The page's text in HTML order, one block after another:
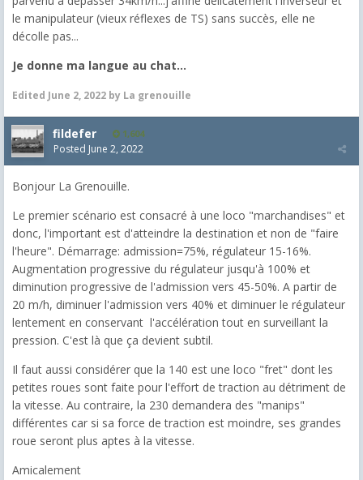
le manipulateur (vieux réflexes de TS) sans succès, elle ne
décolle pas...
Je donne ma langue au chat...
Edited June 2, 2022 by La grenouille
fildefer 1,604
Posted June 2, 2022
Bonjour La Grenouille.
Le premier scénario est consacré à une loco "marchandises" et
donc, l'important est d'atteindre la destination et non de "faire
l'heure". Démarrage: admission=75%, régulateur 15-16%.
Augmentation progressive du régulateur jusqu'à 100% et
diminution progressive de l'admission vers 45-50%. A partir de
20 m/h, diminuer l'admission vers 40% et diminuer le régulateur
lentement en conservant l'accélération tout en surveillant la
pression. C'est là que ça devient subtil.
Il faut aussi considérer que la 140 est une loco "fret" dont les
petites roues sont faite pour l'effort de traction au détriment de
la vitesse. Au contraire, la 230 demandera des "manips"
différentes car si sa force de traction est moindre, ses grandes
roue seront plus aptes à la vitesse.
Amicalement